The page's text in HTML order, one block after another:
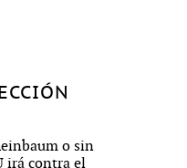
o sin
irá contra el